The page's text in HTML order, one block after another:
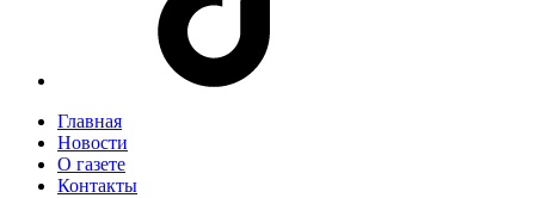
Главная
Новости
О газете
Контакты